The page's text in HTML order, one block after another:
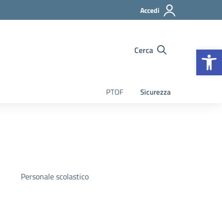
Accedi
Cerca
PTOF Sicurezza
Personale scolastico